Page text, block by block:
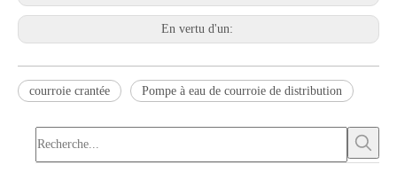
En vertu d'un:
courroie crantée Pompe à eau de courroie de distribution